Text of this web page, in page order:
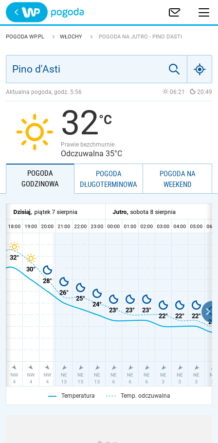
Trwa ładowanie
POLSKA
JAKOŚĆ POWIETRZA
POGODA WP.PL WŁOCHY POGODA NA JUTRO - PINO D'ASTI
Aktualna pogoda, godz. 5:56 06:21 20:49
32
Prawie bezchmurnie
Odczuwalna 35°C
POGODA
GODZINOWA
POGODA
DŁUGOTERMINOWA
POGODA NA
WEEKEND
Temperatura Temp. odczuwalna